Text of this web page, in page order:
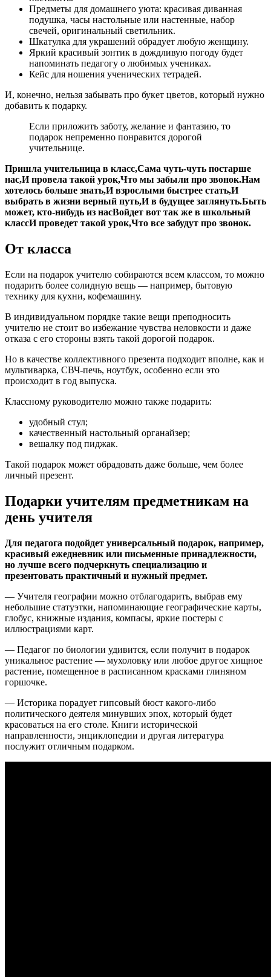
Предметы для домашнего уюта: красивая диванная
подушка, часы настольные или настенные, набор
свечей, оригинальный светильник.
Шкатулка для украшений обрадует любую женщину.
Яркий красивый зонтик в дождливую погоду будет
напоминать педагогу о любимых учениках.
Кейс для ношения ученических тетрадей.
И, конечно, нельзя забывать про букет цветов, который нужно
добавить к подарку.
Если приложить заботу, желание и фантазию, то
подарок непременно понравится дорогой
учительнице.
Пришла учительница в класс,Сама чуть-чуть постарше
нас,И провела такой урок,Что мы забыли про звонок.Нам
хотелось больше знать,И взрослыми быстрее стать,И
выбрать в жизни верный путь,И в будущее заглянуть.Быть
может, кто-нибудь из насВойдет вот так же в школьный
классИ проведет такой урок,Что все забудут про звонок.
От класса
Если на подарок учителю собираются всем классом, то можно
подарить более солидную вещь — например, бытовую
технику для кухни, кофемашину.
В индивидуальном порядке такие вещи преподносить
учителю не стоит во избежание чувства неловкости и даже
отказа с его стороны взять такой дорогой подарок.
Но в качестве коллективного презента подходит вполне, как и
мультиварка, СВЧ-печь, ноутбук, особенно если это
происходит в год выпуска.
Классному руководителю можно также подарить:
удобный стул;
качественный настольный органайзер;
вешалку под пиджак.
Такой подарок может обрадовать даже больше, чем более
личный презент.
Подарки учителям предметникам на
день учителя
Для педагога подойдет универсальный подарок, например,
красивый ежедневник или письменные принадлежности,
но лучше всего подчеркнуть специализацию и
презентовать практичный и нужный предмет.
— Учителя географии можно отблагодарить, выбрав ему
небольшие статуэтки, напоминающие географические карты,
глобус, книжные издания, компасы, яркие постеры с
иллюстрациями карт.
— Педагог по биологии удивится, если получит в подарок
уникальное растение — мухоловку или любое другое хищное
растение, помещенное в расписанном красками глиняном
горшочке.
— Историка порадует гипсовый бюст какого-либо
политического деятеля минувших эпох, который будет
красоваться на его столе. Книги исторической
направленности, энциклопедии и другая литература
послужит отличным подарком.